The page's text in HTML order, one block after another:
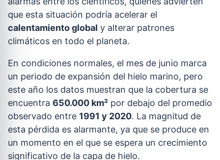
que esta situación podría acelerar el
calentamiento global y alterar patrones
climáticos en todo el planeta.
En condiciones normales, el mes de junio marca
un periodo de expansión del hielo marino, pero
este año los datos muestran que la cobertura se
encuentra 650.000 km² por debajo del promedio
observado entre 1991 y 2020. La magnitud de
esta pérdida es alarmante, ya que se produce en
un momento en el que se espera un crecimiento
significativo de la capa de hielo.